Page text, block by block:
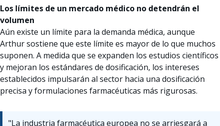
Los límites de un mercado médico no detendrán el
volumen
Aún existe un límite para la demanda médica, aunque
Arthur sostiene que este límite es mayor de lo que muchos
suponen. A medida que se expanden los estudios científicos
y mejoran los estándares de dosificación, los intereses
establecidos impulsarán al sector hacia una dosificación
precisa y formulaciones farmacéuticas más rigurosas.
"La industria farmacéutica europea no se arriesgará a